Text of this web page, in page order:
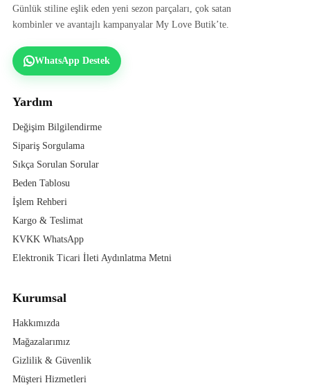
Günlük stiline eşlik eden yeni sezon parçaları, çok satan
kombinler ve avantajlı kampanyalar My Love Butik’te.
WhatsApp Destek
Yardım
Değişim Bilgilendirme
Sipariş Sorgulama
Sıkça Sorulan Sorular
Beden Tablosu
İşlem Rehberi
Kargo & Teslimat
KVKK WhatsApp
Elektronik Ticari İleti Aydınlatma Metni
Kurumsal
Hakkımızda
Mağazalarımız
Gizlilik & Güvenlik
Müşteri Hizmetleri